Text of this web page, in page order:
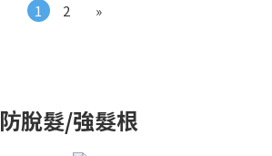
1 2 »
防脫髮/強髮根